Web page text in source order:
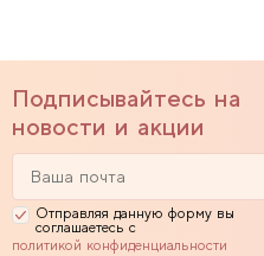
Подписывайтесь на
новости и акции
Отправляя данную форму вы
соглашаетесь с
политикой конфиденциальности